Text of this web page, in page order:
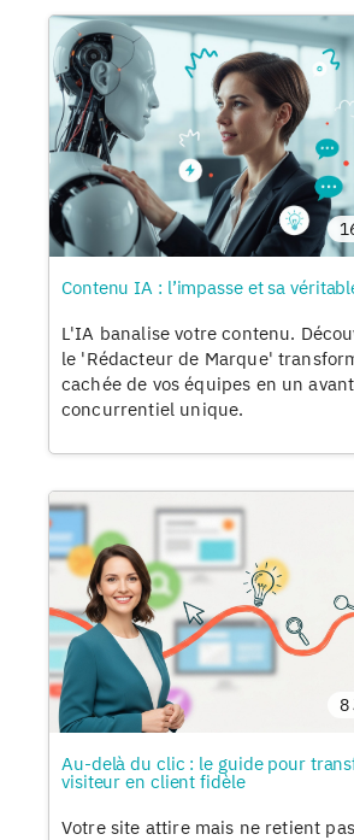
Contenu IA : l’impasse et sa
L'IA banalise votre contenu.
le 'Rédacteur de Marque'
cachée de vos équipes en un
concurrentiel unique.
8
Au-delà du clic : le guide pour
visiteur en client fidèle
Votre site attire mais ne retient